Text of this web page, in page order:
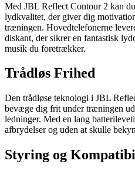
Med JBL Reflect Contour 2 kan
lydkvalitet, der giver dig
træningen. Hovedtelefonerne
diskant, der sikrer en fantastisk
musik du foretrækker.
Trådløs Frihed
Den trådløse teknologi i JBL
bevæge dig frit under træningen
ledninger. Med en lang
afbrydelser og uden at skulle
Styring og